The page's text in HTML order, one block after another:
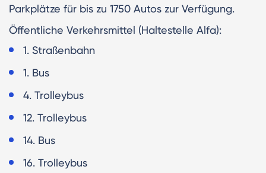
Parkplätze für bis zu 1750 Autos zur Verfügung.
Öffentliche Verkehrsmittel (Haltestelle Alfa):
1. Straßenbahn
1. Bus
4. Trolleybus
12. Trolleybus
14. Bus
16. Trolleybus